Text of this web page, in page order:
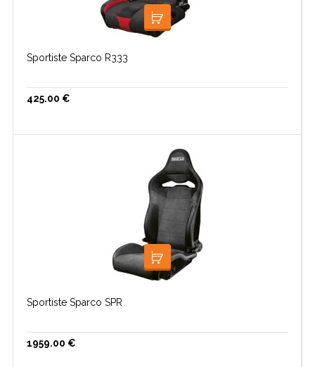
VALI
Sportiste Sparco R333
425.00 €
LISA KORVI
Sportiste Sparco SPR
1959.00 €